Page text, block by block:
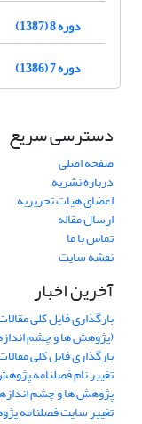
دوره 8 (1387)
دوره 7 (1386)
دسترسی سریع
صفحه اصلی
درباره نشریه
اعضای هیات تحریریه
ارسال مقاله
تماس با ما
نقشه سایت
آخرین اخبار
(پژوهش ها و چشم
بارگذاری فایل کلی
تغییر نام فصلنامه
پژوهش ها و چشم
تغییر سایت فصلنامه